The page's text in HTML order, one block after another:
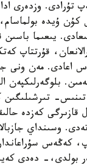
تۇرادى. وزدەرى
ۇيدە بولماسام،
يىعىما باسىن
قۇرتتاپ
اعادى. مەن ونى
بلوگەرلىكپەن
تىنىس-
قازىرگى كەزدە
وسىنداي
كەڭەس
بولدى،- دەدى